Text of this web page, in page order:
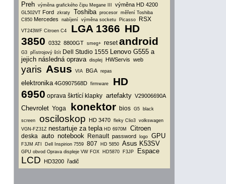
Preh výměna grafického čipu Megane III výměna HD 4200
GL502VT Ford zkraty Toshiba procesor měření Toshiba
C850 Mercedes nabíjení výměna socketu Picasso RSX
VT243WF Citroen C4 LGA 1366 HD
3850 0332 8800GT smeg+ reset android
G3 přístrojový štít Dell Studio 1555 Lenovo G555 a
jejich následná oprava displej HWServis web
yaris Asus VIA BGA repas
elektronika 4G0907568D firmware
HD
6950 oprava škrtící klapky artefakty V29006690A
Chevrolet Yoga konektor bios G5 black
screen osciloskop HD 3470 fleky Clio3 volkswagen
VGN-FZ31Z nestartuje za tepla HD 6970M Citroen
deska auto notebook Renault password logo GPU
F3JM ATI Dell Inspirion 7559 807 HD 5850 Asus K53SV
GPU obvod Oprava displeje VW FOX HD5870 F3JP Espace
LCD HD3200 řadič